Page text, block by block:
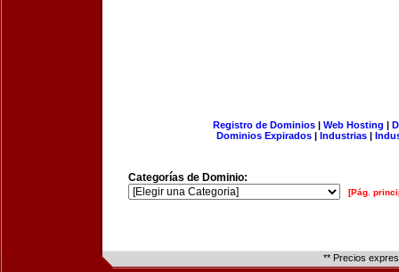
Registro de Dominios| Web Hosting |
Dominios Expirados | Industrias |
Categorías de Dominio:
[Pág.
** Precios